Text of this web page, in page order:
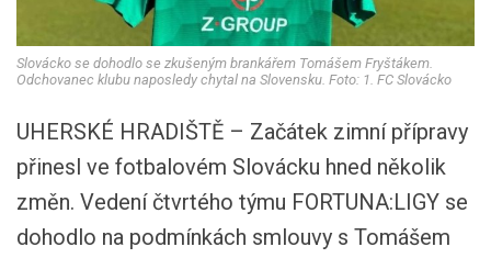
Slovácko se dohodlo se zkušeným brankářem Tomášem Fryštákem.
Odchovanec klubu naposledy chytal na Slovensku. Foto: 1. FC Slovácko
UHERSKÉ HRADIŠTĚ – Začátek zimní přípravy
přinesl ve fotbalovém Slovácku hned několik
změn. Vedení čtvrtého týmu FORTUNA:LIGY se
dohodlo na podmínkách smlouvy s Tomášem